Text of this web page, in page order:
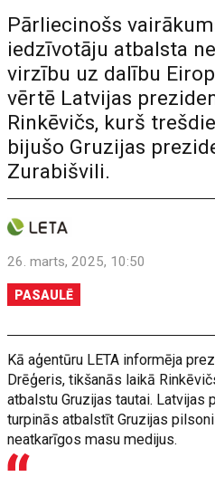
Pārliecinošs
iedzīvotāju atbalsta
virzību uz dalību
vērtē Latvijas
Rinkēvičs, kurš
bijušo Gruzijas
Zurabišvili.
26. marts, 2025, 10:50
PASAULĒ
Kā aģentūru LETA informēja
Drēģeris, tikšanās laikā
atbalstu Gruzijas tautai. Latvijas
turpinās atbalstīt Gruzijas
neatkarīgos masu medijus.